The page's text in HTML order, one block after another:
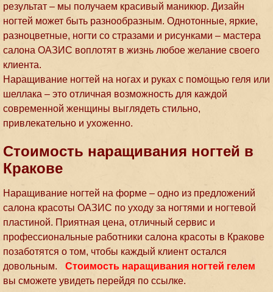
результат – мы получаем красивый маникюр. Дизайн
ногтей может быть разнообразным. Однотонные, яркие,
разноцветные, ногти со стразами и рисунками – мастера
салона ОАЗИС воплотят в жизнь любое желание своего
клиента.
Наращивание ногтей на ногах и руках с помощью геля или
шеллака – это отличная возможность для каждой
современной женщины выглядеть стильно,
привлекательно и ухоженно.
Стоимость наращивания ногтей в
Кракове
Наращивание ногтей на форме – одно из предложений
салона красоты ОАЗИС по уходу за ногтями и ногтевой
пластиной. Приятная цена, отличный сервис и
профессиональные работники салона красоты в Кракове
позаботятся о том, чтобы каждый клиент остался
довольным.
Стоимость наращивания ногтей гелем
вы сможете увидеть перейдя по ссылке.